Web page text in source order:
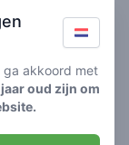
ga akkoord met
oud zijn om